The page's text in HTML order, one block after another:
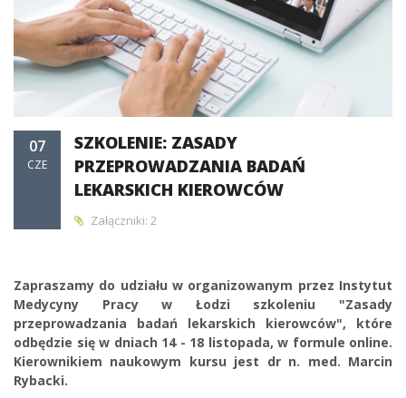
07
CZE
SZKOLENIE: ZASADY
PRZEPROWADZANIA BADAŃ
LEKARSKICH KIEROWCÓW
Załączniki: 2
Zapraszamy do udziału w organizowanym przez Instytut
Medycyny Pracy w Łodzi szkoleniu "Zasady
przeprowadzania badań lekarskich kierowców", które
odbędzie się w dniach 14 - 18 listopada, w formule online.
Kierownikiem naukowym kursu jest dr n. med. Marcin
Rybacki.